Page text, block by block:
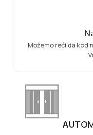
Možemo reći da kod